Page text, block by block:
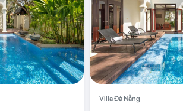
Villa Đà Nẵng